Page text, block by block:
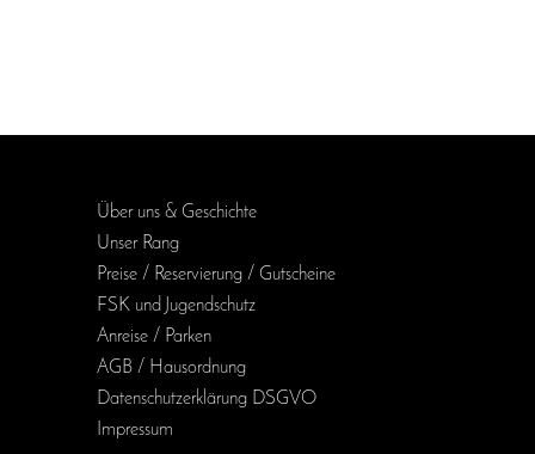
Über uns & Geschichte
Unser Rang
Preise / Reservierung / Gutscheine
FSK und Jugendschutz
Anreise / Parken
AGB / Haus­ordnung
Daten­schutz­erklärung DSGVO
Impressum